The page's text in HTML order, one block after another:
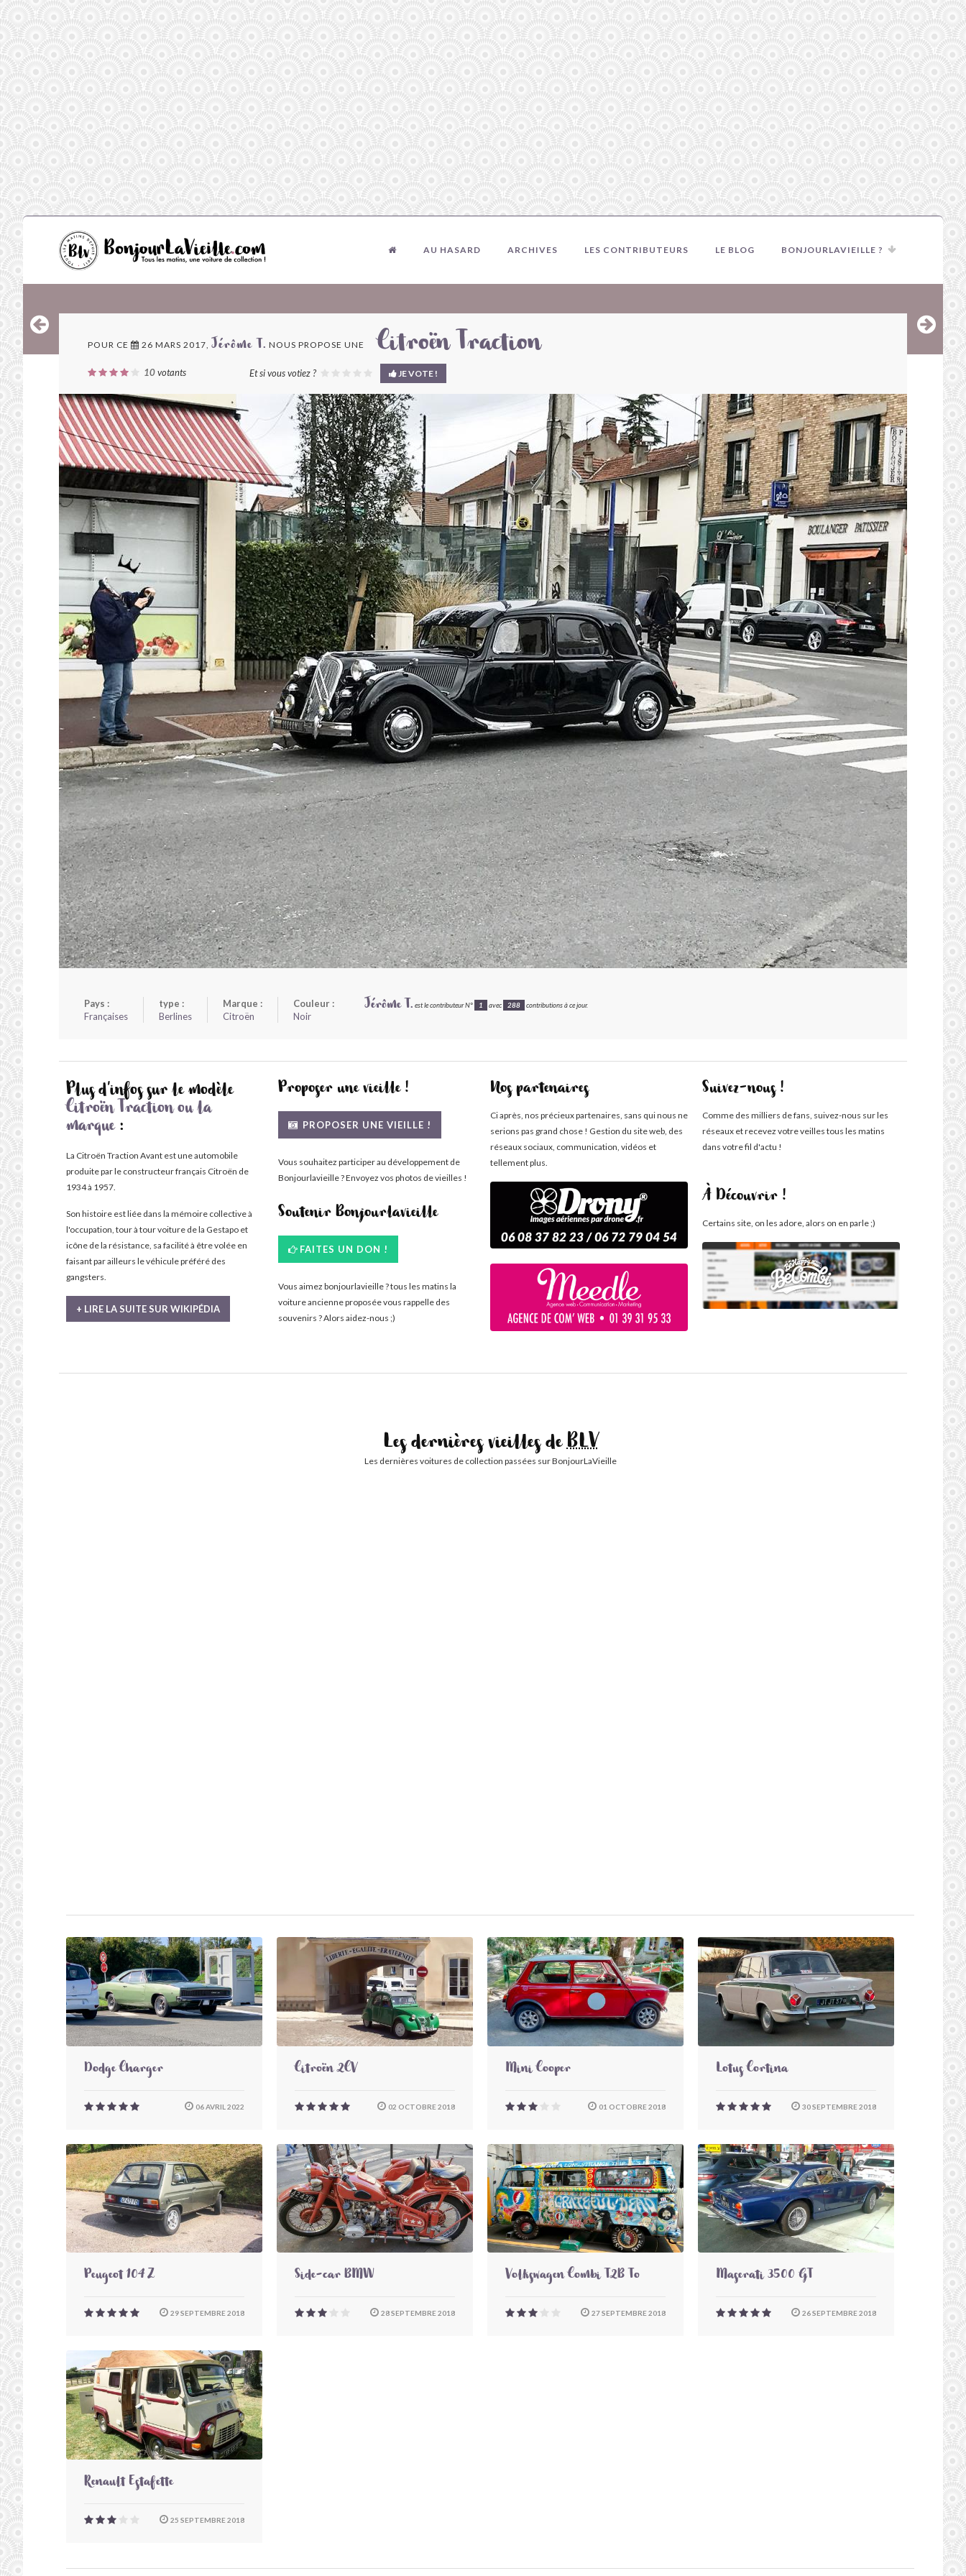
AU HASARD ARCHIVES LES CONTRIBUTEURS LE BLOG BONJOURLAVIEILLE ?
POUR CE 26 MARS 2017, Jérôme T. NOUS PROPOSE UNE Citroën Traction
10votants Et si vous votiez ? JE VOTE !
Pays :
Françaises
type :
Berlines
Marque :
Citroën
Couleur :
Noir
Jérôme T. est le contributeur N° 1 avec 288 contributions à ce jour.
Plus d'infos sur le modèle
Citroën Traction ou la
marque:
La Citroën Traction Avant est une automobile
produite par le constructeur français Citroën de
1934 à 1957.
Son histoire est liée dans la mémoire collective à
l'occupation, tour à tour voiture de la Gestapo et
icône de la résistance, sa facilité à être volée en
faisant par ailleurs le véhicule préféré des
gangsters.
+ LIRE LA SUITE SUR WIKIPÉDIA
Proposer une vieille !
PROPOSER UNE VIEILLE !
Vous souhaitez participer au développement de
Bonjourlavieille ? Envoyez vos photos de vieilles !
Soutenir Bonjourlavieille
FAITES UN DON !
Vous aimez bonjourlavieille ? tous les matins la
voiture ancienne proposée vous rappelle des
souvenirs ? Alors aidez-nous ;)
Nos partenaires
Ci après, nos précieux partenaires, sans qui nous ne
serions pas grand chose ! Gestion du site web, des
réseaux sociaux, communication, vidéos et
tellement plus.
Suivez-nous !
Comme des milliers de fans, suivez-nous sur les
réseaux et recevez votre veilles tous les matins
dans votre fil d'actu !
À Découvrir !
Certains site, on les adore, alors on en parle ;)
Les dernières vieilles deBLV
Les dernières voitures de collection passées sur BonjourLaVieille
Dodge Charger
06 AVRIL 2022
Citroën 2CV
02 OCTOBRE 2018
Mini Cooper
01 OCTOBRE 2018
Lotus Cortina
30 SEPTEMBRE 2018
Peugeot 104 Z
29 SEPTEMBRE 2018
Side-car BMW
28 SEPTEMBRE 2018
Volkswagen Combi T2B To
27 SEPTEMBRE 2018
Maserati 3500 GT
26 SEPTEMBRE 2018
Renault Estafette
25 SEPTEMBRE 2018